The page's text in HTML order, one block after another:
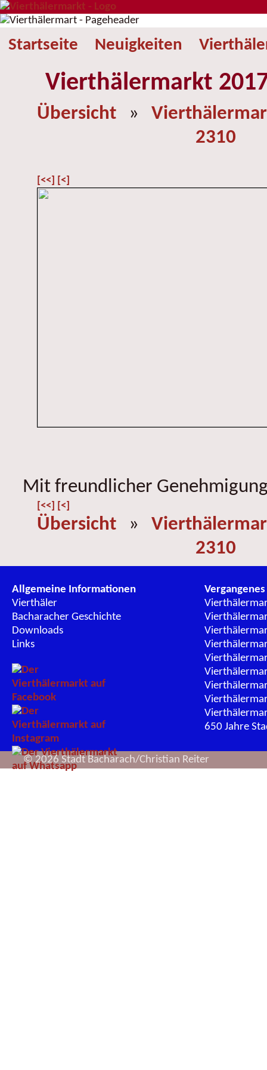
Startseite Neuigkeiten
Vierthälermarkt
Übersicht »
2310
[<<] [<]
Mit freundlicher
[<<] [<]
Übersicht »
2310
Allgemeine Informationen
Vierthäler
Bacharacher Geschichte
Downloads
Links
Vergangenes
650 Jahre
© 2026 Stadt Bacharach/Christian Reiter